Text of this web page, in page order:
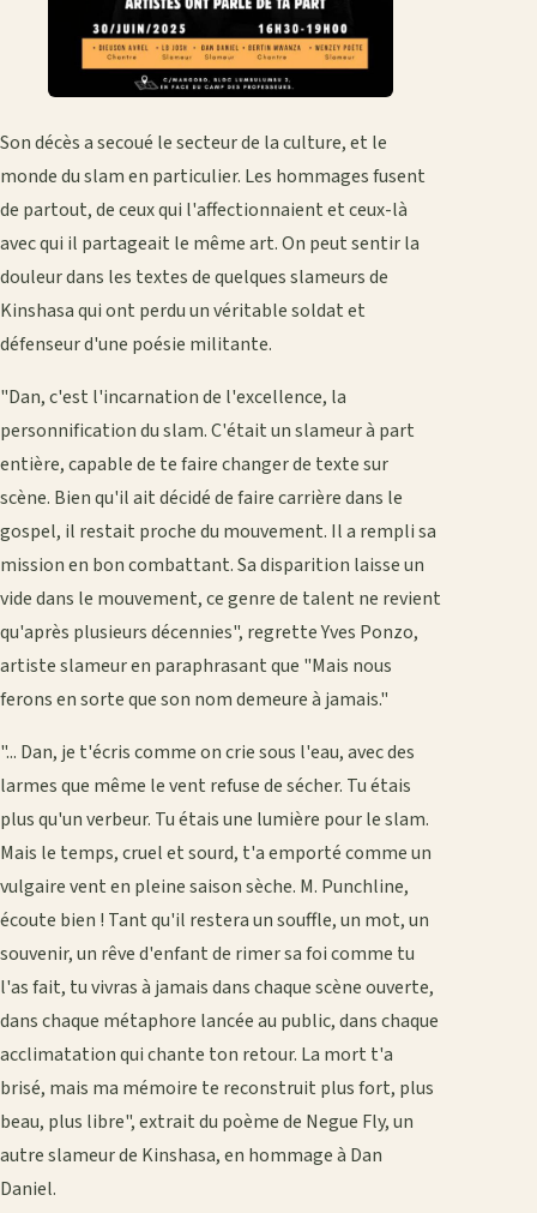
Son décès a secoué le secteur de la culture, et le
monde du slam en particulier. Les hommages fusent
de partout, de ceux qui l'affectionnaient et ceux-là
avec qui il partageait le même art. On peut sentir la
douleur dans les textes de quelques slameurs de
Kinshasa qui ont perdu un véritable soldat et
défenseur d'une poésie militante.
"Dan, c'est l'incarnation de l'excellence, la
personnification du slam. C'était un slameur à part
entière, capable de te faire changer de texte sur
scène. Bien qu'il ait décidé de faire carrière dans le
gospel, il restait proche du mouvement. Il a rempli sa
mission en bon combattant. Sa disparition laisse un
vide dans le mouvement, ce genre de talent ne revient
qu'après plusieurs décennies", regrette Yves Ponzo,
artiste slameur en paraphrasant que "Mais nous
ferons en sorte que son nom demeure à jamais."
"... Dan, je t'écris comme on crie sous l'eau, avec des
larmes que même le vent refuse de sécher. Tu étais
plus qu'un verbeur. Tu étais une lumière pour le slam.
Mais le temps, cruel et sourd, t'a emporté comme un
vulgaire vent en pleine saison sèche. M. Punchline,
écoute bien ! Tant qu'il restera un souffle, un mot, un
souvenir, un rêve d'enfant de rimer sa foi comme tu
l'as fait, tu vivras à jamais dans chaque scène ouverte,
dans chaque métaphore lancée au public, dans chaque
acclimatation qui chante ton retour. La mort t'a
brisé, mais ma mémoire te reconstruit plus fort, plus
beau, plus libre", extrait du poème de Negue Fly, un
autre slameur de Kinshasa, en hommage à Dan
Daniel.